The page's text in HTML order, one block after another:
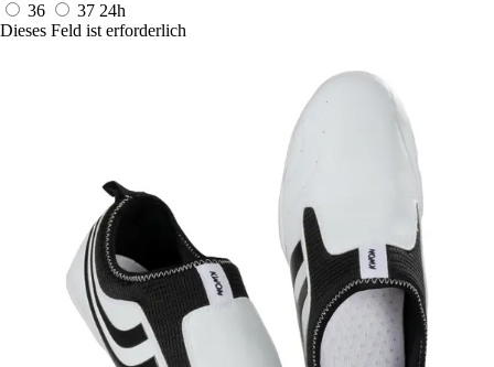
36 37 24h
Dieses Feld ist erforderlich